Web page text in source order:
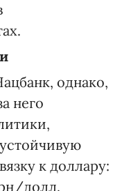
однако,
него
к доллару:
долл.